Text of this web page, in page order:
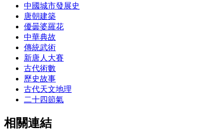
中國城市發展史
唐朝建築
優曇婆羅花
中華典故
傳統武術
新唐人大賽
古代術數
歷史故事
古代天文地理
二十四節氣
相關連結